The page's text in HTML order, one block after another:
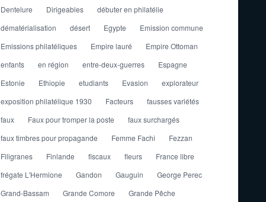
Dentelure
Dirigeables
débuter en philatélie
dématérialisation
désert Egypte
Emission commune
Emissions philatéliques
Empire lauré
Empire Ottoman
enfants
en région entre-deux-guerres
Espagne
Estonie
Ethiopie etudiants Evasion
explorateur
exposition philatélique 1930
Facteurs
fausses variétés
faux
Faux pour tromper la poste
faux surchargés
faux timbres pour propagande
Femme Fachi
Fezzan
Filigranes
Finlande fiscaux fleurs
France libre
frégate L'Hermione
Gandon Gauguin
George Perec
Grand-Bassam
Grande Comore
Grande Pêche